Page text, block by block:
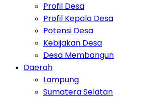
Profil Desa
Profil Kepala Desa
Potensi Desa
Kebijakan Desa
Desa Membangun
Daerah
Lampung
Sumatera Selatan